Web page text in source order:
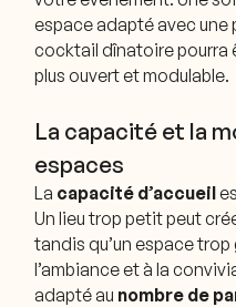
espace adapté avec une
cocktail dînatoire pourra
plus ouvert et modulable.
La capacité et la
espaces
La capacité d’accueil
Un lieu trop petit peut
tandis qu’un espace
l’ambiance et à la
adapté au nombre de